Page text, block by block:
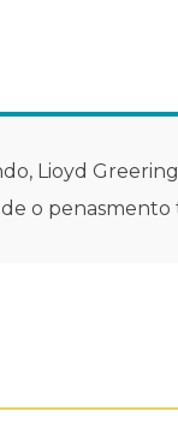
Lioyd
o